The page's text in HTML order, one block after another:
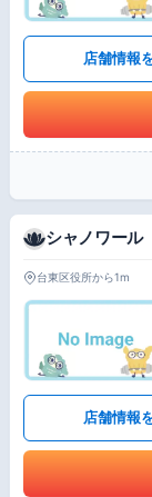
店舗情報
シャノワー
台東区役所から1m
店舗情報